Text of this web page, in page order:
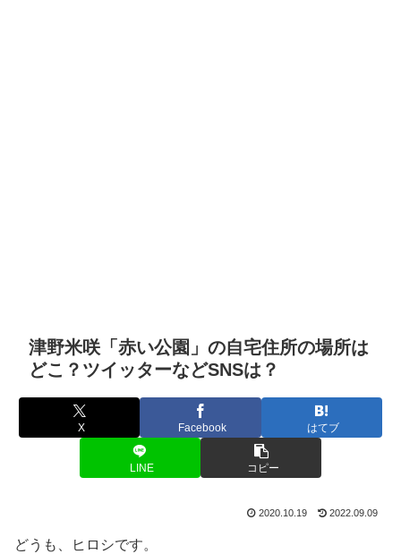
津野米咲「赤い公園」の自宅住所の場所は
どこ？ツイッターなどSNSは？
X Facebook はてブ
LINE コピー
2020.10.19 2022.09.09
どうも、ヒロシです。